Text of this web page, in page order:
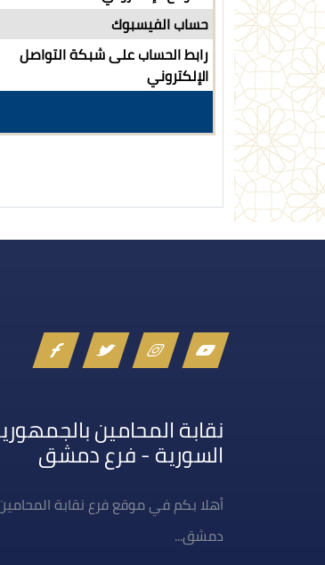
حساب الفيسبوك
رابط الحساب على شبكة التواصل
الإلكتروني
نقابة المحامين
السورية - فرع دمشق
أهلا بكم في موقع فرع نقابة
دمشق...